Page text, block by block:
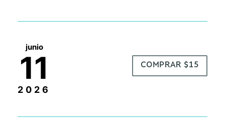
junio
11
2026
COMPRAR $15